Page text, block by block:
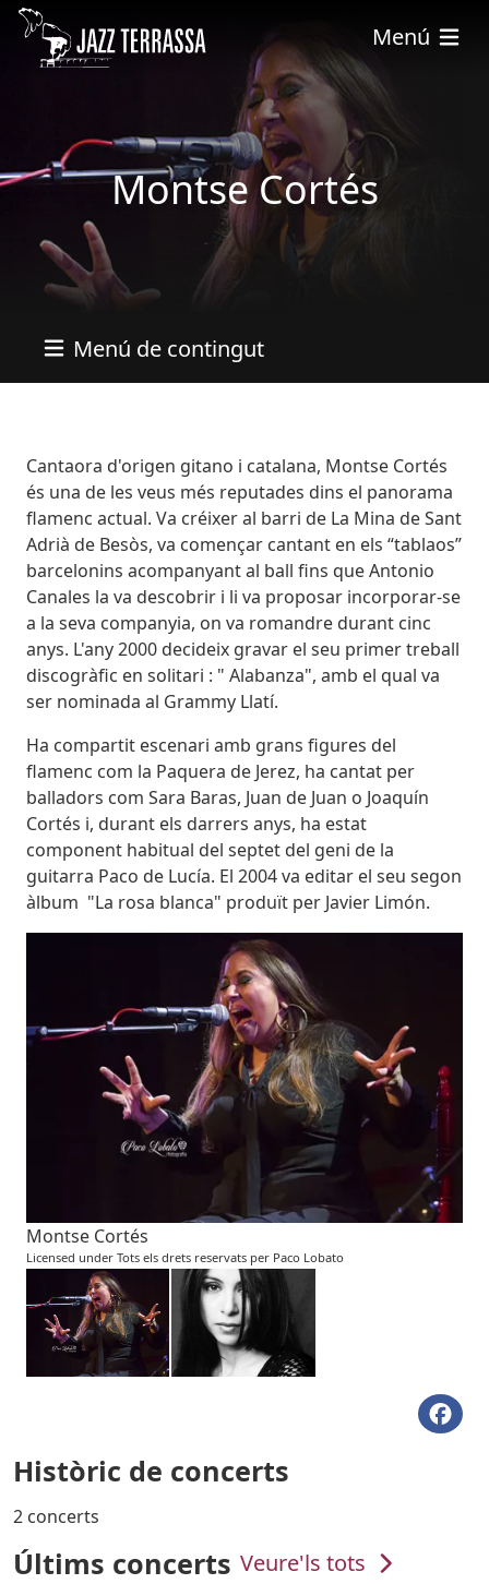
Vés al contingut
Menú
Montse Cortés
Menú de contingut
Bio
Cantaora d'origen gitano i catalana, Montse Cortés
és una de les veus més reputades dins el panorama
flamenc actual. Va créixer al barri de La Mina de Sant
Adrià de Besòs, va començar cantant en els “tablaos”
barcelonins acompanyant al ball fins que Antonio
Canales la va descobrir i li va proposar incorporar-se
a la seva companyia, on va romandre durant cinc
anys. L'any 2000 decideix gravar el seu primer treball
discogràfic en solitari : " Alabanza", amb el qual va
ser nominada al Grammy Llatí.
Ha compartit escenari amb grans figures del
flamenc com la Paquera de Jerez, ha cantat per
balladors com Sara Baras, Juan de Juan o Joaquín
Cortés i, durant els darrers anys, ha estat
component habitual del septet del geni de la
guitarra Paco de Lucía. El 2004 va editar el seu segon
àlbum "La rosa blanca" produït per Javier Limón.
Montse Cortés
Licensed under Tots els drets reservats per Paco Lobato
Històric de concerts
2 concerts
Últims concerts Veure'ls tots